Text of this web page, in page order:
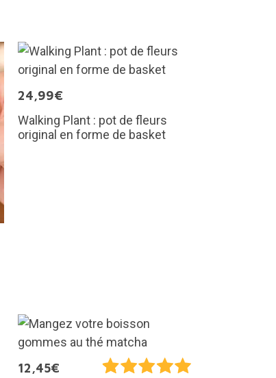
24,99€
Walking Plant : pot de fleurs
original en forme de basket
12,45€